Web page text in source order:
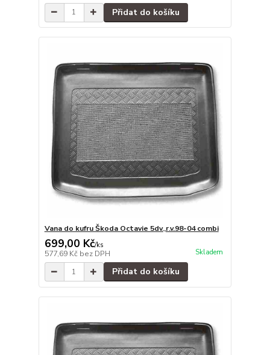
Přidat do košíku
Vana do kufru Škoda Octavie 5dv.,r.v.98-04 combi
699,00 Kč/ks
577,69 Kč bez DPH Skladem
Přidat do košíku